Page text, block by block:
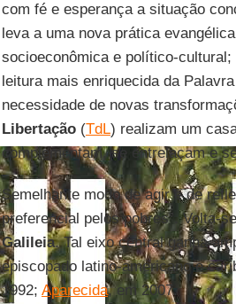
com fé e esperança a situação
leva a uma nova prática
socioeconômica e político-
leitura mais enriquecida da
necessidade de novas
Libertação(TdL) realizam um
complementam, se entrelaçam e
Semelhante modo de agir e de
preferencial pelos pobres”. Volta-
Galileia. Tal eixo central ganha
episcopado latino-americano e
1992; Aparecida, em 2007.